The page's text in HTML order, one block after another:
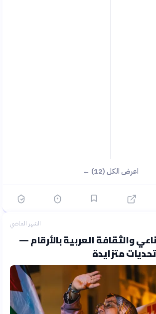
اعرض الكل (12) ←
الشهر الماضي
والثقافة العربية بالأرقام —
متزايدة